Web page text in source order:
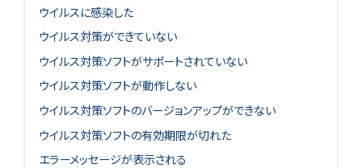
ウイルスに感染した
ウイルス対策ができていない
ウイルス対策ソフトがサポートされていない
ウイルス対策ソフトが動作しない
ウイルス対策ソフトのバージョンアップができない
ウイルス対策ソフトの有効期限が切れた
エラーメッセージが表示される